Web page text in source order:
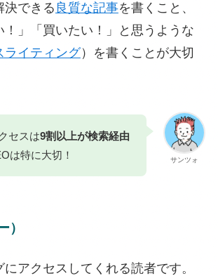
決できる 良質な記事を書くこと、
！」「買いたい！」と思うような
ライティング）を書くことが大切
サンツォ
セスは9割以上が検索経由
は特に大切！
）
アクセスしてくれる読者です。